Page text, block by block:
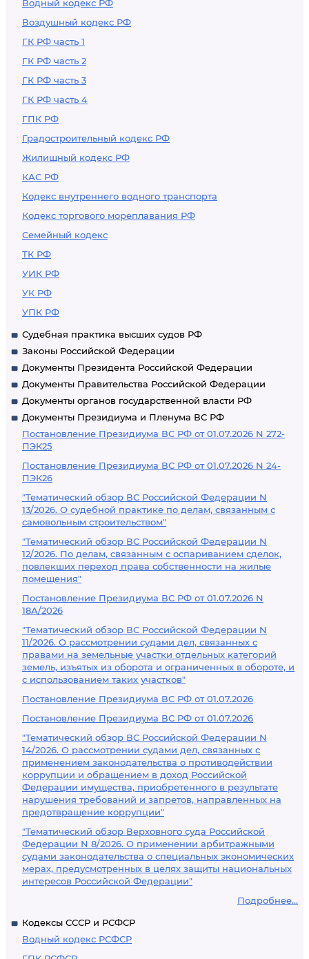
Водный кодекс РФ
Воздушный кодекс РФ
ГК РФ часть 1
ГК РФ часть 2
ГК РФ часть 3
ГК РФ часть 4
ГПК РФ
Градостроительный кодекс РФ
Жилищный кодекс РФ
КАС РФ
Кодекс внутреннего водного транспорта
Кодекс торгового мореплавания РФ
Семейный кодекс
ТК РФ
УИК РФ
УК РФ
УПК РФ
Судебная практика высших судов РФ
Законы Российской Федерации
Документы Президента Российской Федерации
Документы Правительства Российской Федерации
Документы органов государственной власти РФ
Документы Президиума и Пленума ВС РФ
Постановление Президиума ВС РФ от 01.07.2026 N 272-
ПЭК25
Постановление Президиума ВС РФ от 01.07.2026 N 24-
ПЭК26
"Тематический обзор ВС Российской Федерации N
13/2026. О судебной практике по делам, связанным с
самовольным строительством"
"Тематический обзор ВС Российской Федерации N
12/2026. По делам, связанным с оспариванием сделок,
повлекших переход права собственности на жилые
помещения"
Постановление Президиума ВС РФ от 01.07.2026 N
18А/2026
"Тематический обзор ВС Российской Федерации N
11/2026. О рассмотрении судами дел, связанных с
правами на земельные участки отдельных категорий
земель, изъятых из оборота и ограниченных в обороте, и
с использованием таких участков"
Постановление Президиума ВС РФ от 01.07.2026
Постановление Президиума ВС РФ от 01.07.2026
"Тематический обзор ВС Российской Федерации N
14/2026. О рассмотрении судами дел, связанных с
применением законодательства о противодействии
коррупции и обращением в доход Российской
Федерации имущества, приобретенного в результате
нарушения требований и запретов, направленных на
предотвращение коррупции"
"Тематический обзор Верховного суда Российской
Федерации N 8/2026. О применении арбитражными
судами законодательства о специальных экономических
мерах, предусмотренных в целях защиты национальных
интересов Российской Федерации"
Подробнее...
Кодексы СССР и РСФСР
Водный кодекс РСФСР